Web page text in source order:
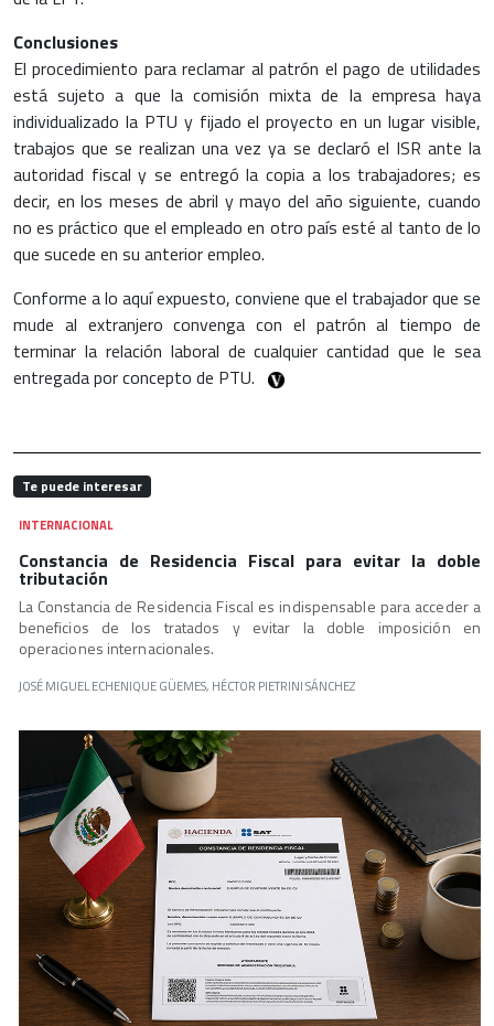
Conclusiones
El procedimiento para reclamar al patrón el pago de utilidades
está sujeto a que la comisión mixta de la empresa haya
individualizado la PTU y fijado el proyecto en un lugar visible,
trabajos que se realizan una vez ya se declaró el ISR ante la
autoridad fiscal y se entregó la copia a los trabajadores; es
decir, en los meses de abril y mayo del año siguiente, cuando
no es práctico que el empleado en otro país esté al tanto de lo
que sucede en su anterior empleo.
Conforme a lo aquí expuesto, conviene que el trabajador que se
mude al extranjero convenga con el patrón al tiempo de
terminar la relación laboral de cualquier cantidad que le sea
entregada por concepto de PTU.
Te puede interesar
INTERNACIONAL
Constancia de Residencia Fiscal para evitar la doble
tributación
La Constancia de Residencia Fiscal es indispensable para acceder a
beneficios de los tratados y evitar la doble imposición en
operaciones internacionales.
JOSÉ MIGUEL ECHENIQUE GÜEMES, HÉCTOR PIETRINI SÁNCHEZ